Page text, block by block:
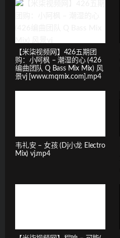
【米柒视频网】426五期团
购：小阿枫 – 潮湿的心 (426
编曲团队 Q Bass Mix Mix) 风
景vj [www.mqmix.com].mp4
韦礼安 – 女孩 (Dj小龙 Electro
Mix) vj.mp4